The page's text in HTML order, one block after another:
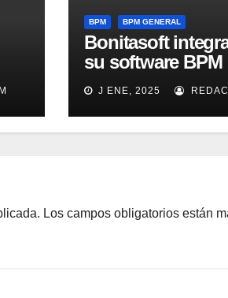
BPM BPM GENERAL
Bonitasoft
su software BPM
J ENE, 2025
Los campos obligatorios están